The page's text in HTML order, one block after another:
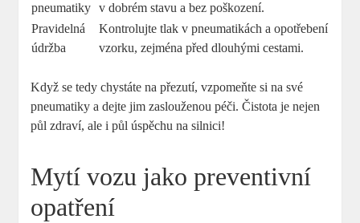
pneumatiky
v dobrém stavu a bez poškození.
Pravidelná
údržba
Kontrolujte tlak v pneumatikách a opotřebení
vzorku, zejména před dlouhými cestami.
Když se tedy chystáte na přezutí, vzpomeňte si na své
pneumatiky a dejte jim zaslouženou péči. Čistota je nejen
půl zdraví, ale i půl úspěchu na silnici!
Mytí vozu jako preventivní
opatření